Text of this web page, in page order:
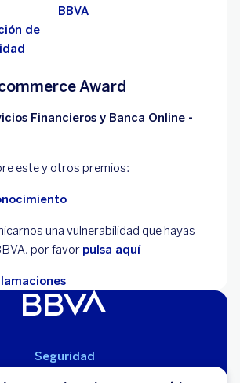
BBVA
de
Award
Financieros y Banca Online -
este y otros premios:
una vulnerabilidad que hayas
por favor pulsa aquí
Seguridad